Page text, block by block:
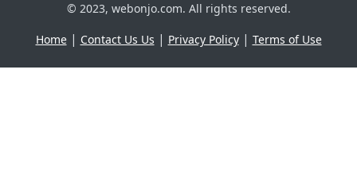
© 2023, webonjo.com. All rights reserved.
Home| Contact Us Us | Privacy Policy| Terms of Use